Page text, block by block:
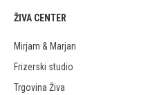
ŽIVA CENTER
Mirjam & Marjan
Frizerski studio
Trgovina Živa